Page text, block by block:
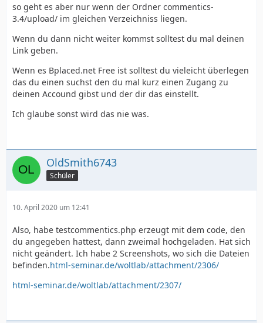
</html>
so geht es aber nur wenn der Ordner commentics-
3.4/upload/ im gleichen Verzeichniss liegen.
Wenn du dann nicht weiter kommst solltest du mal deinen
Link geben.
Wenn es Bplaced.net Free ist solltest du vieleicht überlegen
das du einen suchst den du mal kurz einen Zugang zu
deinen Accound gibst und der dir das einstellt.
Ich glaube sonst wird das nie was.
OldSmith6743
Schüler
10. April 2020 um 12:41
Also, habe testcommentics.php erzeugt mit dem code, den
du angegeben hattest, dann zweimal hochgeladen. Hat sich
nicht geändert. Ich habe 2 Screenshots, wo sich die Dateien
befinden.html-seminar.de/woltlab/attachment/2306/
html-seminar.de/woltlab/attachment/2307/